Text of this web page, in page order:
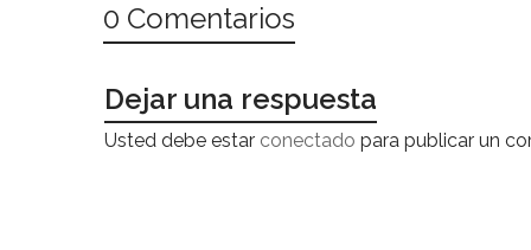
0 Comentarios
Dejar una respuesta
Usted debe estar conectado para publicar un